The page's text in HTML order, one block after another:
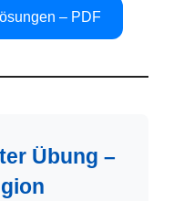
– PDF
Übung –